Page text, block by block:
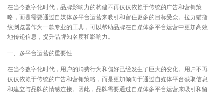
在当今数字化时代，品牌影响力的构建不再仅仅依赖于传统的广告和营销策
略，而是需要通过自媒体多平台运营来吸引和留住更多的目标受众。拉力猫指
纹浏览器作为一款专业的工具，可以帮助品牌在自媒体多平台运营中更加高效
地传递信息，提升品牌知名度和影响力。
一、多平台运营的重要性
在当今数字化时代，用户的消费行为和偏好已经发生了巨大的变化。用户不再
仅仅依赖于传统的广告和营销策略，而是更加倾向于通过自媒体平台获取信息
和建立与品牌的情感连接。因此，品牌需要通过自媒体多平台运营来吸引和留